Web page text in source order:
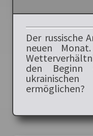
Der russische
neuen
den Beginn
ermöglichen?